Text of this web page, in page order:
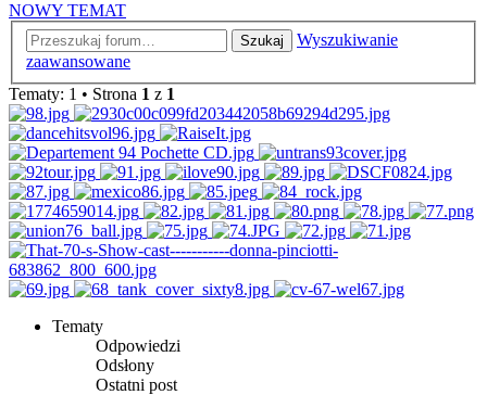
NOWY TEMAT
Szukaj
Wyszukiwanie
zaawansowane
Tematy: 1 • Strona 1 z 1
Tematy
Odpowiedzi
Odsłony
Ostatni post